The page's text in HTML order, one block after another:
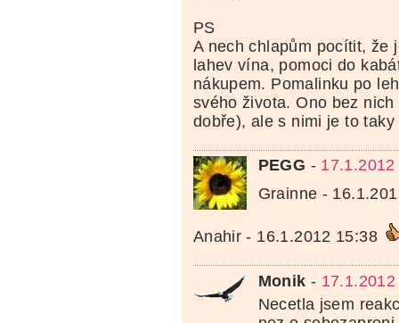
PS
A nech chlapům pocítit, že
lahev vína, pomoci do
nákupem. Pomalinku po
svého života. Ono bez
dobře), ale s nimi je to taky
PEGG -
Grainne -
Anahir - 16.1.2012 15:38
Monik -
Necetla jsem